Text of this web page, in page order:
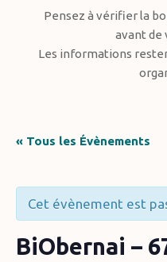
Pensez à vérifier la
avant de
Les informations
« Tous les Évènements
Cet évènement est
BiObernai –